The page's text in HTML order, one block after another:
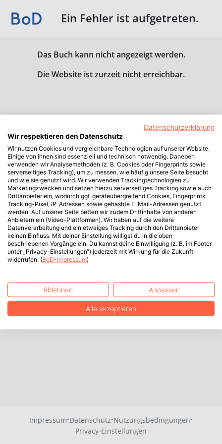
Ein Fehler ist aufgetreten.
Das Buch kann nicht angezeigt werden.
Die Website ist zurzeit nicht erreichbar.
Impressum·Datenschutz·Nutzungsbedingungen·
Privacy-Einstellungen
Datenschutzerklärung
Wir respektieren den Datenschutz
Wir nutzen Cookies und vergleichbare Technologien auf unserer Website.
Einige von ihnen sind essenziell und technisch notwendig. Daneben
verwenden wir Analysemethoden (z. B. Cookies oder Fingerprints sowie
serverseitiges Tracking), um zu messen, wie häufig unsere Seite besucht
und wie sie genutzt wird. Wir verwenden Trackingtechnologien zu
Marketingzwecken und setzen hierzu serverseitiges Tracking sowie auch
Drittanbieter ein, wodurch ggf. geräteübergreifend Cookies, Fingerprints,
Tracking-Pixel, IP-Adressen sowie gehashte E-Mail-Adressen genutzt
werden. Auf unserer Seite betten wir zudem Drittinhalte von anderen
Anbietern ein (Video-Plattformen). Wir haben auf die weitere
Datenverarbeitung und ein etwaiges Tracking durch den Drittanbieter
keinen Einfluss. Mit deiner Einstellung willigst du in die oben
beschriebenen Vorgänge ein. Du kannst deine Einwilligung (z. B. im Footer
unter „Privacy-Einstellungen“) jederzeit mit Wirkung für die Zukunft
widerrufen. (BoD-Impressum)
Ablehnen Anpassen
Alle akzeptieren